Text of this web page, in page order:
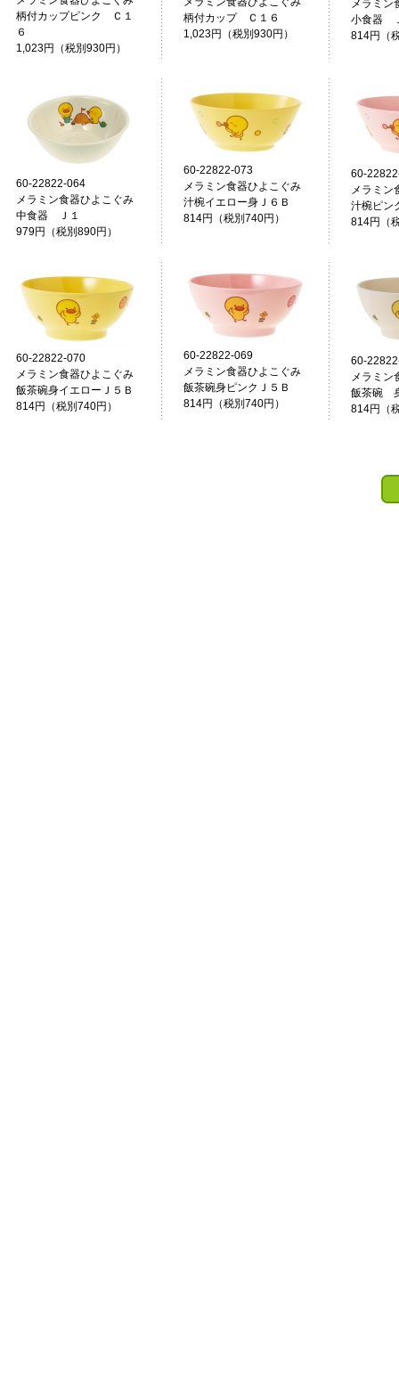
柄付カップピンク Ｃ１
６
1,023円（税別930円）
柄付カップ Ｃ１６
1,023円（税別930円）
メラミン
小食器
814円（
60-22822-064
メラミン食器ひよこぐみ
中食器 Ｊ１
979円（税別890円）
60-22822-073
メラミン食器ひよこぐみ
汁椀イエロー身Ｊ６Ｂ
814円（税別740円）
60-
メラミン
汁椀ピン
814円（
60-22822-070
メラミン食器ひよこぐみ
飯茶碗身イエローＪ５Ｂ
814円（税別740円）
60-22822-069
メラミン食器ひよこぐみ
飯茶碗身ピンクＪ５Ｂ
814円（税別740円）
60-
メラミン
飯茶碗
814円（